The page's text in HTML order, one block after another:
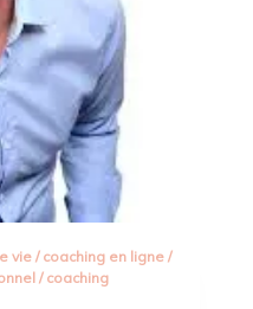
vie/ coaching en ligne/
/ coaching